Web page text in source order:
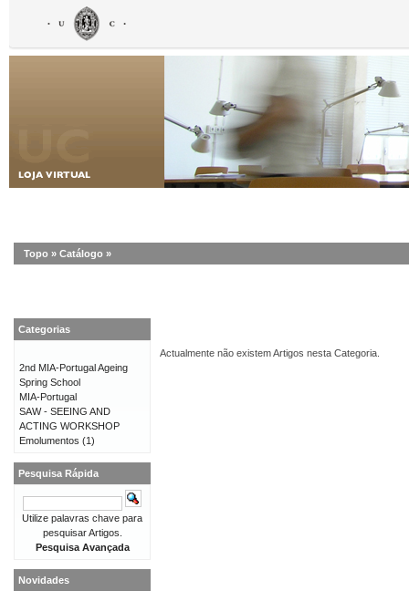
Topo » Catálogo »
Actualmente não existem Artigos nesta Categoria.
Categorias
2nd MIA-Portugal Ageing
Spring School
MIA-Portugal
SAW - SEEING AND
ACTING WORKSHOP
Emolumentos (1)
Pesquisa Rápida
Utilize palavras chave para
pesquisar Artigos.
Pesquisa Avançada
Novidades